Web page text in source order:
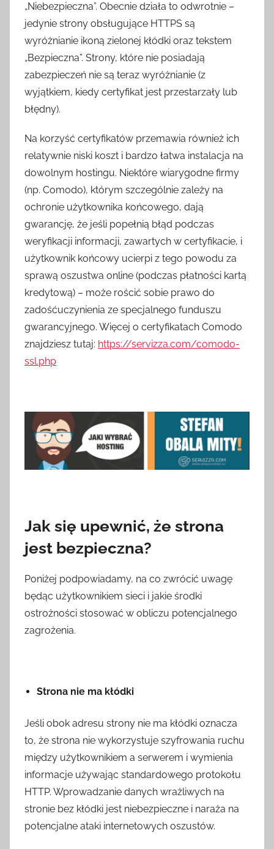
„Niebezpieczna”. Obecnie działa to odwrotnie –
jedynie strony obsługujące HTTPS są
wyróżnianie ikoną zielonej kłódki oraz tekstem
„Bezpieczna”. Strony, które nie posiadają
zabezpieczeń nie są teraz wyróżnianie (z
wyjątkiem, kiedy certyfikat jest przestarzały lub
błędny).
Na korzyść certyfikatów przemawia również ich
relatywnie niski koszt i bardzo łatwa instalacja na
dowolnym hostingu. Niektóre wiarygodne firmy
(np. Comodo), którym szczególnie zależy na
ochronie użytkownika końcowego, dają
gwarancję, że jeśli popełnią błąd podczas
weryfikacji informacji, zawartych w certyfikacie, i
użytkownik końcowy ucierpi z tego powodu za
sprawą oszustwa online (podczas płatności kartą
kredytową) – może rościć sobie prawo do
zadośćuczynienia ze specjalnego funduszu
gwarancyjnego. Więcej o certyfikatach Comodo
znajdziesz tutaj: https://servizza.com/comodo-
ssl.php
Jak się upewnić, że strona
jest bezpieczna?
Poniżej podpowiadamy, na co zwrócić uwagę
będąc użytkownikiem sieci i jakie środki
ostrożności stosować w obliczu potencjalnego
zagrożenia.
Strona nie ma kłódki
Jeśli obok adresu strony nie ma kłódki oznacza
to, że strona nie wykorzystuje szyfrowania ruchu
między użytkownikiem a serwerem i wymienia
informacje używając standardowego protokołu
HTTP. Wprowadzanie danych wrażliwych na
stronie bez kłódki jest niebezpieczne i naraża na
potencjalne ataki internetowych oszustów.